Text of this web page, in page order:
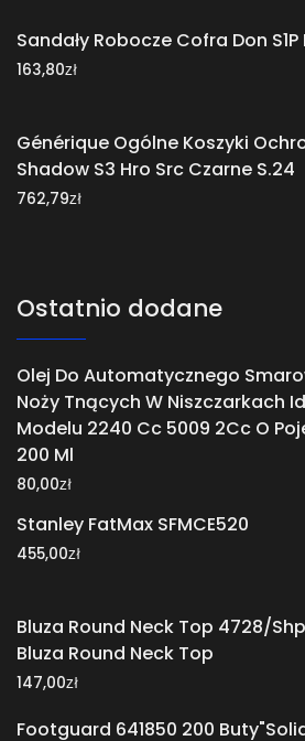
Sandały Robocze Cofra Don S1P
163,80zł
Générique Ogólne Koszyki
Shadow S3 Hro Src Czarne S.24
762,79zł
Ostatnio dodane
Olej Do Automatycznego
Noży Tnących W Niszczarkach
Modelu 2240 Cc 5009 2Cc O
200 Ml
80,00zł
Stanley FatMax SFMCE520
455,00zł
Bluza Round Neck Top 4728/
Bluza Round Neck Top
147,00zł
Footguard 641850 200